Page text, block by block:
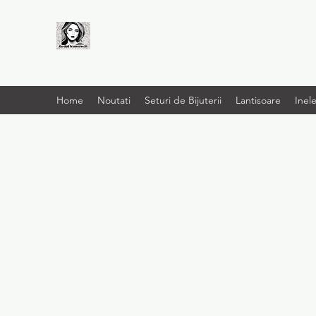
Home Noutati Seturi de Bijuterii Lantisoare Inele